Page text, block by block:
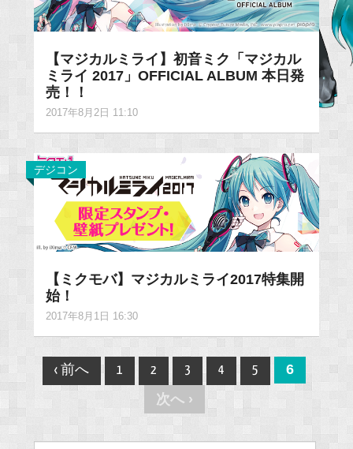
【マジカルミライ】初音ミク「マジカル
ミライ 2017」OFFICIAL ALBUM 本日発
売！！
2017年8月2日 11:10
デジコン
【ミクモバ】マジカルミライ2017特集開
始！
2017年8月1日 16:30
Post
navigation
‹ 前へ 1 2 3 4 5
6
次へ ›